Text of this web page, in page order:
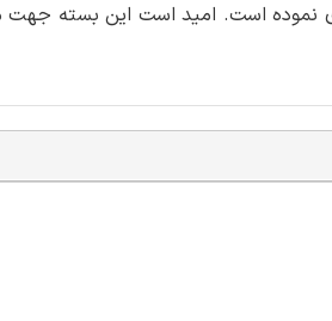
در سامانه آموزشی فنی حرفه ای نموده است. امید است این